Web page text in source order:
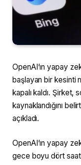
OpenAI’ın yapay
başlayan bir kesinti
kapalı kaldı. Şirket,
kaynaklandığını
açıkladı.
OpenAI’ın yapay
gece boyu dört